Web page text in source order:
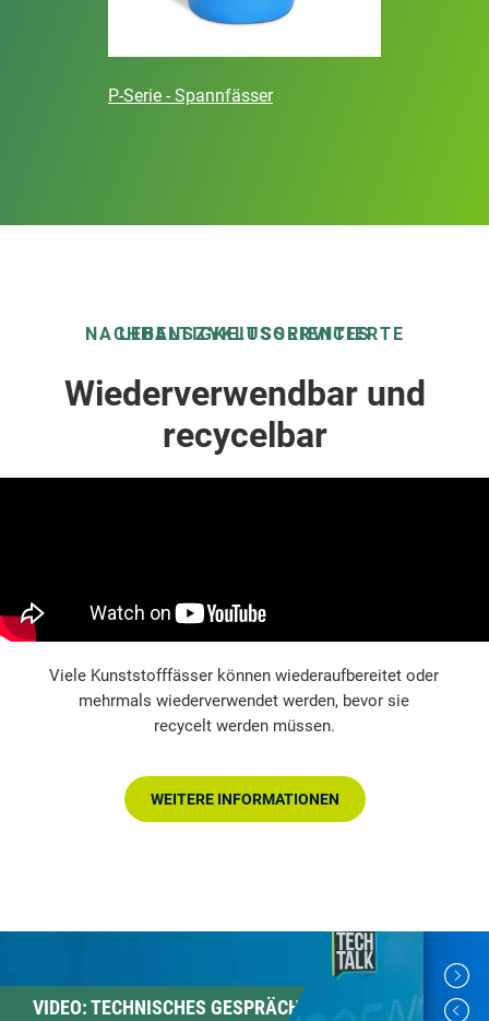
P-Serie - Spannfässer
NACHHALTIGKEITSORIENTIERTE LEBENSZYKLUSSERVICES
Wiederverwendbar und
recycelbar
Viele Kunststofffässer können wiederaufbereitet oder
mehrmals wiederverwendet werden, bevor sie
recycelt werden müssen.
WEITERE INFORMATIONEN
VIDEO: TECHNISCHES GESPRÄCH